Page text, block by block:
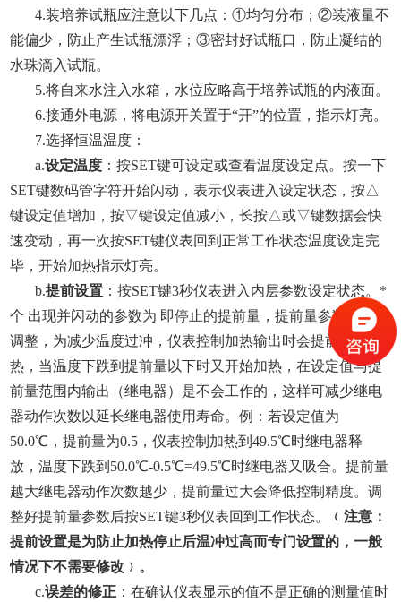
4.装培养试瓶应注意以下几点：①均匀分布；②装液量不
能偏少，防止产生试瓶漂浮；③密封好试瓶口，防止凝结的
水珠滴入试瓶。
5.将自来水注入水箱，水位应略高于培养试瓶的内液面。
6.接通外电源，将电源开关置于“开”的位置，指示灯亮。
7.选择恒温温度：
a.设定温度 ：按SET键可设定或查看温度设定点。按一下
SET键数码管字符开始闪动，表示仪表进入设定状态，按△
键设定值增加，按▽键设定值减小，长按△或▽键数据会快
速变动，再一次按SET键仪表回到正常工作状态温度设定完
毕，开始加热指示灯亮。
b.提前设置 ：按SET键3秒仪表进入内层参数设定状态。*
个 出现并闪动的参数为 即停止的提前量，提前量参数要慎重
调整，为减少温度过冲，仪表控制加热输出时会提前截止加
热，当温度下跌到提前量以下时又开始加热，在设定值与提
前量范围内输出（继电器）是不会工作的，这样可减少继电
器动作次数以延长继电器使用寿命。例：若设定值为
50.0℃，提前量为0.5，仪表控制加热到49.5℃时继电器释
放，温度下跌到50.0℃-0.5℃=49.5℃时继电器又吸合。提前量
越大继电器动作次数越少，提前量过大会降低控制精度。调
整好提前量参数后按SET键3秒仪表回到工作状态。
﹙注意：
提前设置是为防止加热停止后温冲过高而专门设置的，一般
情况下不需要修改﹚。
c.误差的修正 ：在确认仪表显示的值不是正确的测量值时